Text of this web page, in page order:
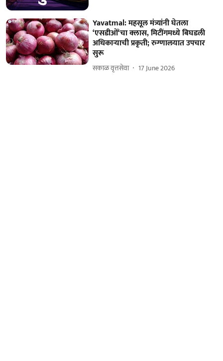
Yavatmal: महसूल मंत्र्यांनी घेतला
‘एसडीओं‘चा क्लास, मिटींगमध्ये बिघडली
अधिकाऱ्याची प्रकृती; रुग्णालयात उपचार
सुरू
सकाळ वृत्तसेवा 17 June 2026